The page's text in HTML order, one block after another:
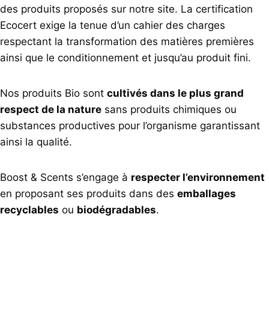
des produits proposés sur notre site. La certification
Ecocert exige la tenue d’un cahier des charges
respectant la transformation des matières premières
ainsi que le conditionnement et jusqu’au produit fini.
Nos produits Bio sont cultivés dans le plus grand
respect de la nature sans produits chimiques ou
substances productives pour l’organisme garantissant
ainsi la qualité.
Boost & Scents s’engage à respecter l’environnement
en proposant ses produits dans des emballages
recyclables ou biodégradables.